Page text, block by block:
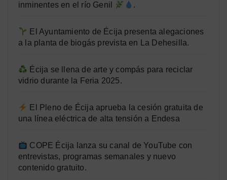
inminentes en el río Genil
.
El Ayuntamiento de Écija presenta alegaciones
a la planta de biogás prevista en La Dehesilla.
Écija se llena de arte y compás para reciclar
vidrio durante la Feria 2025.
El Pleno de Écija aprueba la cesión gratuita de
una línea eléctrica de alta tensión a Endesa
COPE Écija lanza su canal de YouTube con
entrevistas, programas semanales y nuevo
contenido gratuito.